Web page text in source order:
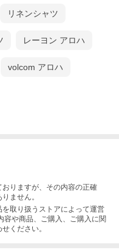
リネンシャツ
レーヨン アロハ
volcom アロハ
おりますが、その内容の正確
ません。
を取り扱うストアによって運営
容や商品、ご購入 、ご購入に関
ください。